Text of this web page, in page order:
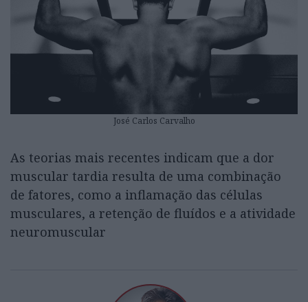
José Carlos Carvalho
As teorias mais recentes indicam que a dor
muscular tardia resulta de uma combinação
de fatores, como a inflamação das células
musculares, a retenção de fluídos e a atividade
neuromuscular